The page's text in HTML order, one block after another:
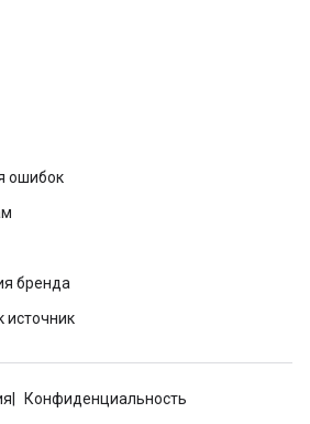
ошибок
бренда
источник
Конфиденциальность